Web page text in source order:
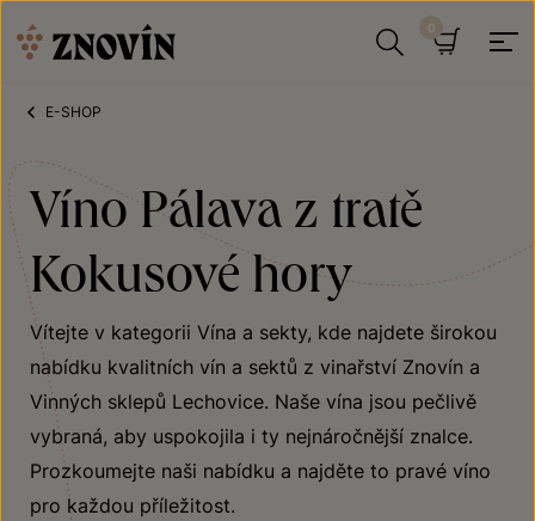
E-SHOP
Víno Pálava z tratě
Kokusové hory
Vítejte v kategorii Vína a sekty, kde najdete širokou
nabídku kvalitních vín a sektů z vinařství Znovín a
Vinných sklepů Lechovice. Naše vína jsou pečlivě
vybraná, aby uspokojila i ty nejnáročnější znalce.
Prozkoumejte naši nabídku a najděte to pravé víno
pro každou příležitost.